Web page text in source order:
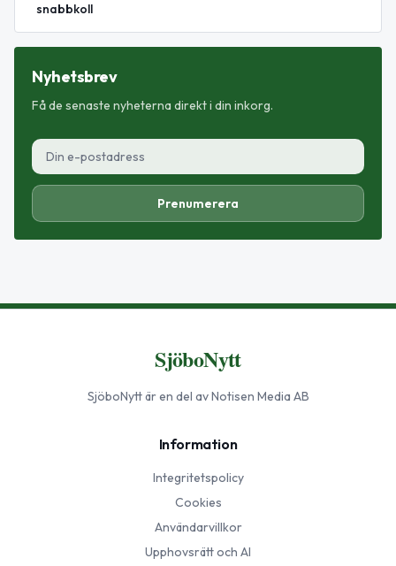
snabbkoll
Nyhetsbrev
Få de senaste nyheterna direkt i din inkorg.
Prenumerera
SjöboNytt
SjöboNyttär en del av Notisen Media AB
Information
Integritetspolicy
Cookies
Användarvillkor
Upphovsrätt och AI